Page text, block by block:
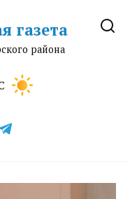
газета
района